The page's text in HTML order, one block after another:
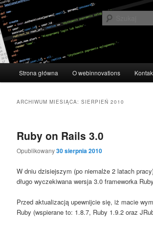
Przeskocz
do
tekstu
Przeskocz
do
widgetów
webinnovations
Kolejny techniczny blog firmowy
Strona główna O webinnovations
ARCHIWUM MIESIĄCA:SIERPIEŃ 2010
Ruby on Rails 3.0
Opublikowany30 sierpnia 2010
W dniu dzisiejszym (po niemalże 2 latach
długo wyczekiwana wersja 3.0 frameworka
Przed aktualizacją upewnijcie się, iż macie
Ruby (wspierane to: 1.8.7, Ruby 1.9.2 oraz